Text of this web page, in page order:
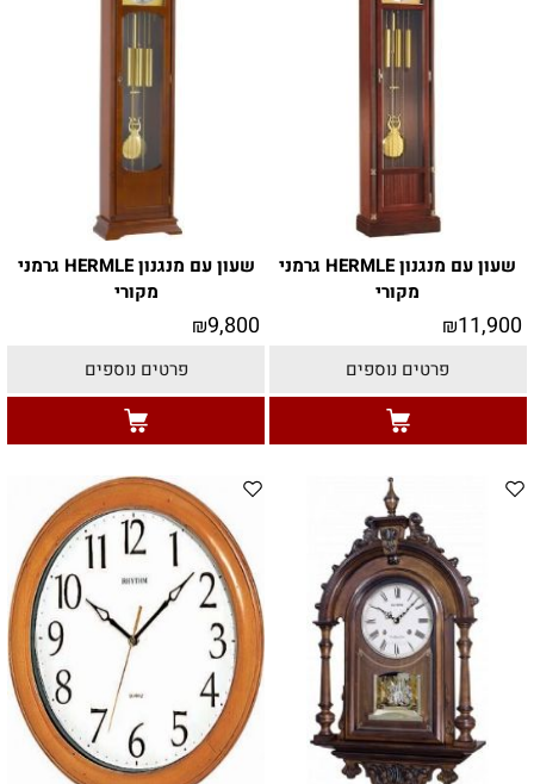
שעון עם מנגנון HERMLE גרמני
מקורי
₪11,900
פרטים נוספים
שעון עם מנגנון HERMLE גרמני
מקורי
₪9,800
פרטים נוספים